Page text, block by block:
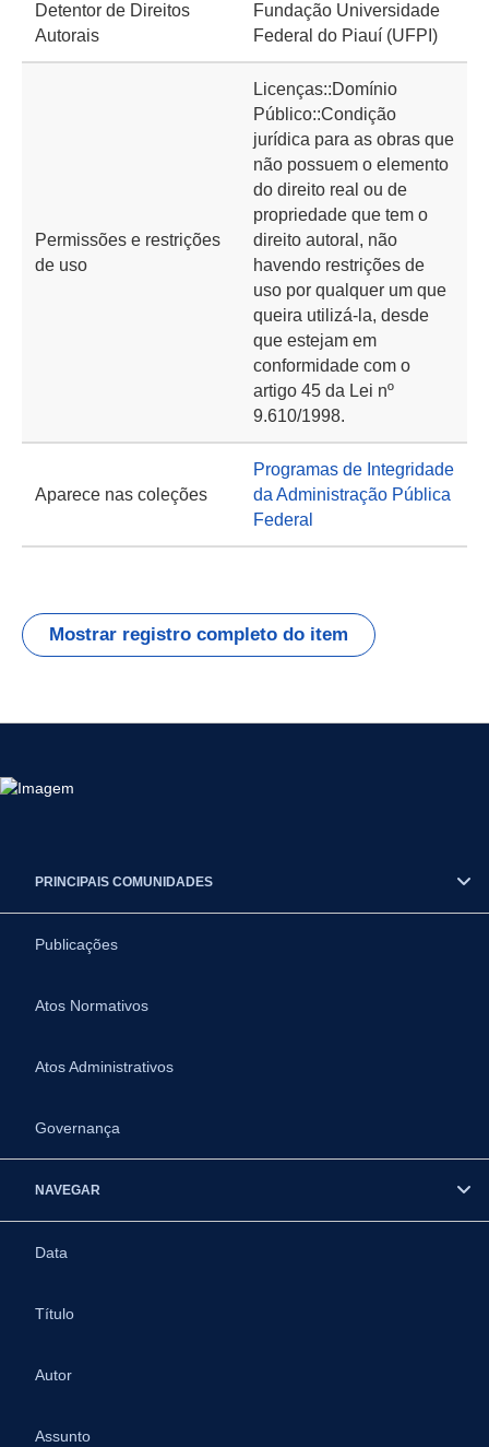
Detentor de Direitos
Autorais
Fundação Universidade
Federal do Piauí (UFPI)
Permissões e restrições
de uso
Licenças::Domínio
Público::Condição
jurídica para as obras que
não possuem o elemento
do direito real ou de
propriedade que tem o
direito autoral, não
havendo restrições de
uso por qualquer um que
queira utilizá-la, desde
que estejam em
conformidade com o
artigo 45 da Lei nº
9.610/1998.
Aparece nas coleções
Programas de Integridade
da Administração Pública
Federal
Mostrar registro completo do item
PRINCIPAIS COMUNIDADES
Publicações
Atos Normativos
Atos Administrativos
Governança
NAVEGAR
Data
Título
Autor
Assunto